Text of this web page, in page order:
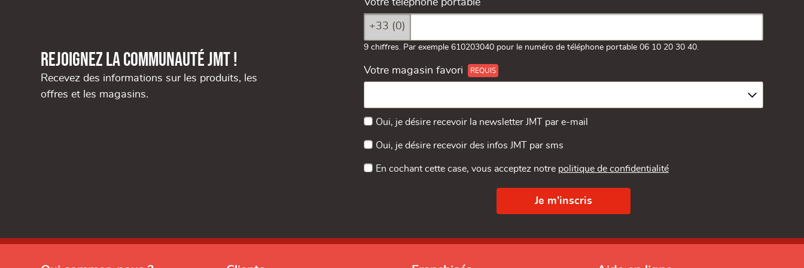
Rejoignez la communauté JMT !
Recevez des informations sur les produits, les
offres et les magasins.
+33 (0)
9 chiffres. Par exemple 610203040 pour le numéro de téléphone portable 06 10 20 30 40.
Votre magasin favori
Oui, je désire recevoir la newsletter JMT par e-mail
Oui, je désire recevoir des infos JMT par sms
En cochant cette case, vous acceptez notre politique de confidentialité